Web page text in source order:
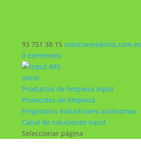
93 751 38 15 soluciones@ims.com.es
0 elementos
Inicio
Productos de limpieza Input
Protocolos de limpieza
Fregadoras industriales autónomas
Canal de soluciones Input
Seleccionar página